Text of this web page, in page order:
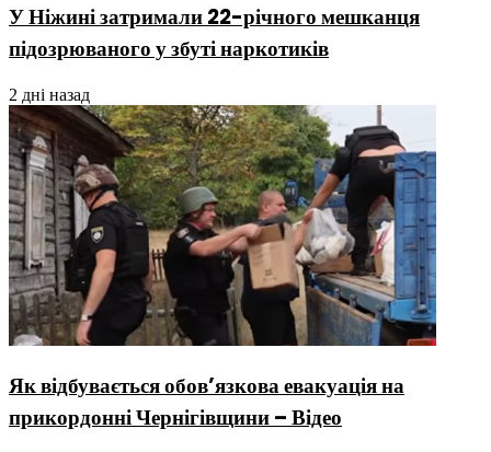
У Ніжині затримали 22-річного мешканця
підозрюваного у збуті наркотиків
2 дні назад
Як відбувається обов’язкова евакуація на
прикордонні Чернігівщини – Відео